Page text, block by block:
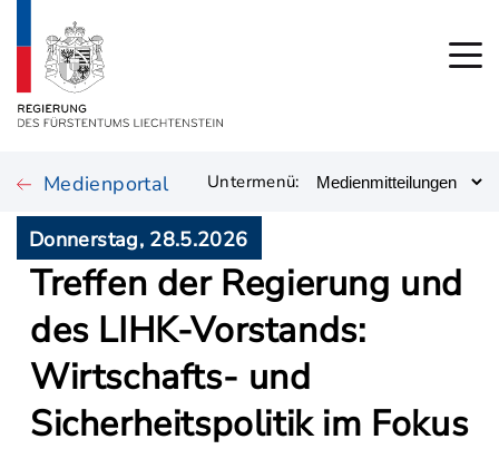
Medienportal Untermenü:
Donnerstag, 28.5.2026
Treffen der Regierung und
des LIHK-Vorstands:
Wirtschafts- und
Sicherheitspolitik im Fokus